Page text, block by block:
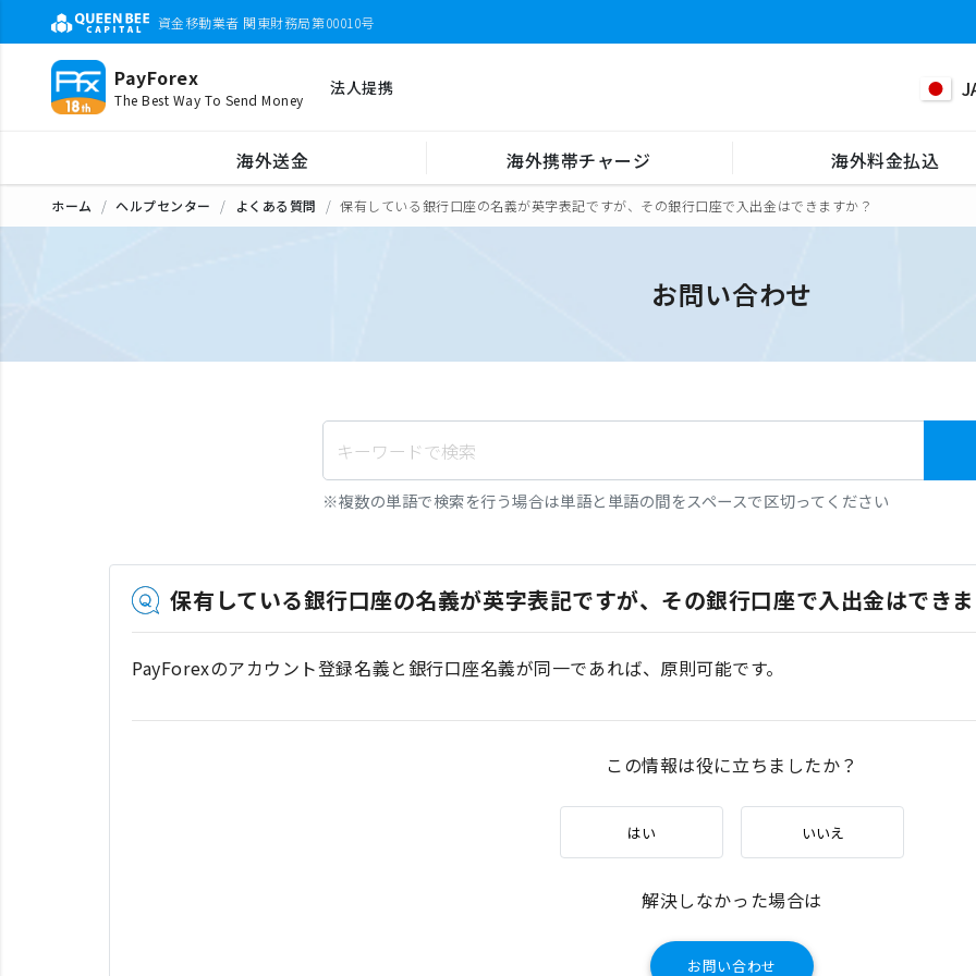
資金移動業者 関東財務局第00010号
PayForex
The Best Way To Send Money
法人提携
海外送金 海外携帯チャージ 海外料金払込
ホーム ヘルプセンター よくある質問 保有している銀行口座の名義が英字表記ですが、その銀行口座で入出金はできますか？
お問い合わせ
※複数の単語で検索を行う場合は単語と単語の間をスペースで区切ってください
保有している銀行口座の名義が英字表記ですが、その銀行口座で入出金はでき
PayForexのアカウント登録名義と銀行口座名義が同一であれば、原則可能です。
この情報は役に立ちましたか？
はい いいえ
解決しなかった場合は
お問い合わせ